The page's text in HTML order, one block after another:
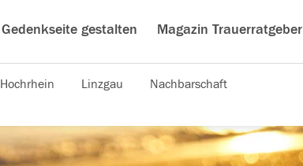
Gedenkseite gestalten Magazin Trauerratgeber
Hochrhein Linzgau Nachbarschaft